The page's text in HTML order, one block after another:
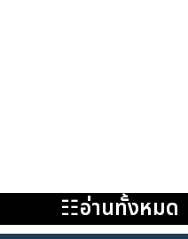
☷อ่านทั้งหมด